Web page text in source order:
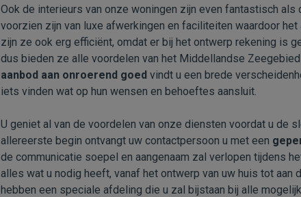
Ook de interieurs van onze woningen zijn even fantastisch
voorzien zijn van luxe afwerkingen en faciliteiten waardoor
zijn ze ook erg efficiënt, omdat er bij het ontwerp rekening is
dus bieden ze alle voordelen van het Middellandse
aanbod aan onroerend goed vindt u een brede
iets vinden wat op hun wensen en behoeftes aansluit.
U geniet al van de voordelen van onze diensten voordat u de
allereerste begin ontvangt uw contactpersoon u met een
de communicatie soepel en aangenaam zal verlopen tijdens
alles wat u nodig heeft, vanaf het ontwerp van uw huis tot aan
hebben een speciale afdeling die u zal bijstaan bij alle